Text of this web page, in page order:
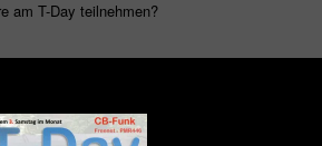
am T-Day teilnehmen?